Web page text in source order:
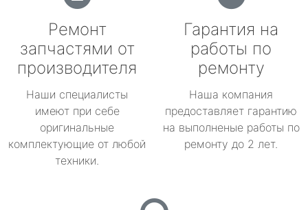
Ремонт
запчастями от
производителя
Наши специалисты
имеют при себе
оригинальные
комплектующие от любой
техники.
Гарантия на
работы по
ремонту
Наша компания
предоставляет гарантию
на выполненые работы по
ремонту до 2 лет.